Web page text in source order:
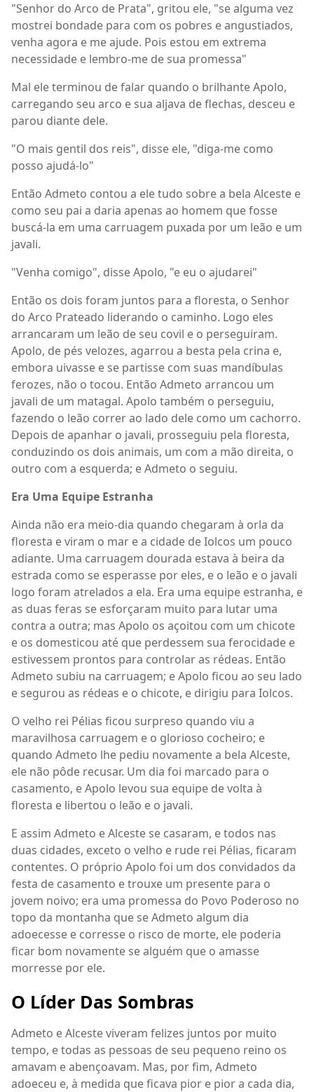
"Senhor do Arco de Prata", gritou ele, "se alguma vez
mostrei bondade para com os pobres e angustiados,
venha agora e me ajude. Pois estou em extrema
necessidade e lembro-me de sua promessa"
Mal ele terminou de falar quando o brilhante Apolo,
carregando seu arco e sua aljava de flechas, desceu e
parou diante dele.
"O mais gentil dos reis", disse ele, "diga-me como
posso ajudá-lo"
Então Admeto contou a ele tudo sobre a bela Alceste e
como seu pai a daria apenas ao homem que fosse
buscá-la em uma carruagem puxada por um leão e um
javali.
"Venha comigo", disse Apolo, "e eu o ajudarei"
Então os dois foram juntos para a floresta, o Senhor
do Arco Prateado liderando o caminho. Logo eles
arrancaram um leão de seu covil e o perseguiram.
Apolo, de pés velozes, agarrou a besta pela crina e,
embora uivasse e se partisse com suas mandíbulas
ferozes, não o tocou. Então Admeto arrancou um
javali de um matagal. Apolo também o perseguiu,
fazendo o leão correr ao lado dele como um cachorro.
Depois de apanhar o javali, prosseguiu pela floresta,
conduzindo os dois animais, um com a mão direita, o
outro com a esquerda; e Admeto o seguiu.
Era Uma Equipe Estranha
Ainda não era meio-dia quando chegaram à orla da
floresta e viram o mar e a cidade de Iolcos um pouco
adiante. Uma carruagem dourada estava à beira da
estrada como se esperasse por eles, e o leão e o javali
logo foram atrelados a ela. Era uma equipe estranha, e
as duas feras se esforçaram muito para lutar uma
contra a outra; mas Apolo os açoitou com um chicote
e os domesticou até que perdessem sua ferocidade e
estivessem prontos para controlar as rédeas. Então
Admeto subiu na carruagem; e Apolo ficou ao seu lado
e segurou as rédeas e o chicote, e dirigiu para Iolcos.
O velho rei Pélias ficou surpreso quando viu a
maravilhosa carruagem e o glorioso cocheiro; e
quando Admeto lhe pediu novamente a bela Alceste,
ele não pôde recusar. Um dia foi marcado para o
casamento, e Apolo levou sua equipe de volta à
floresta e libertou o leão e o javali.
E assim Admeto e Alceste se casaram, e todos nas
duas cidades, exceto o velho e rude rei Pélias, ficaram
contentes. O próprio Apolo foi um dos convidados da
festa de casamento e trouxe um presente para o
jovem noivo; era uma promessa do Povo Poderoso no
topo da montanha que se Admeto algum dia
adoecesse e corresse o risco de morte, ele poderia
ficar bom novamente se alguém que o amasse
morresse por ele.
O Líder Das Sombras
Admeto e Alceste viveram felizes juntos por muito
tempo, e todas as pessoas de seu pequeno reino os
amavam e abençoavam. Mas, por fim, Admeto
adoeceu e, à medida que ficava pior e pior a cada dia,